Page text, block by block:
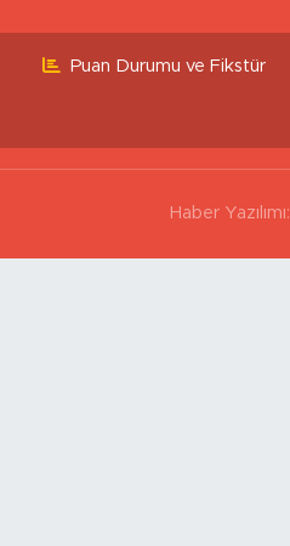
Puan Durumu ve Fikstür
Haber Yazılımı: